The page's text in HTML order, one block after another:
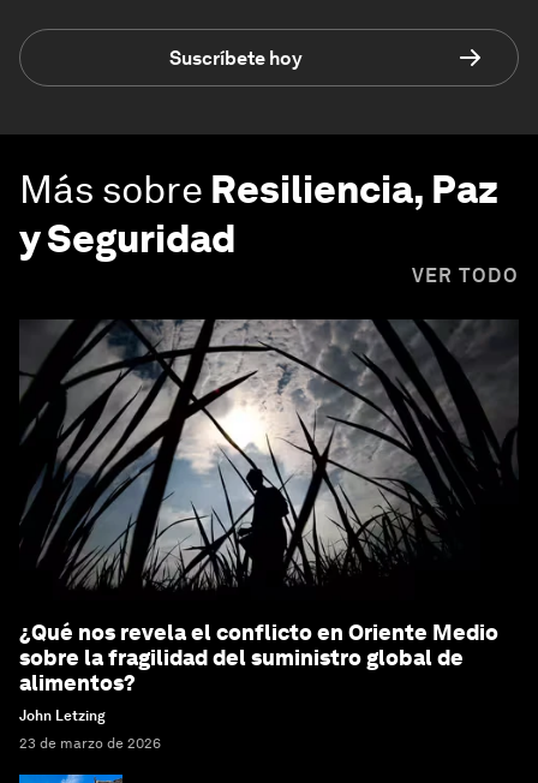
Suscríbete hoy
Más sobre Resiliencia, Paz
y Seguridad
VER TODO
¿Qué nos revela el conflicto en Oriente Medio
sobre la fragilidad del suministro global de
alimentos?
John Letzing
23 de marzo de 2026